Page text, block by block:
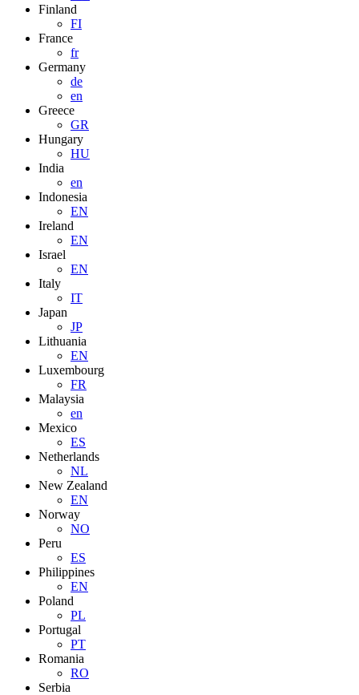
Finland
FI
France
fr
Germany
de
en
Greece
GR
Hungary
HU
India
en
Indonesia
EN
Ireland
EN
Israel
EN
Italy
IT
Japan
JP
Lithuania
EN
Luxembourg
FR
Malaysia
en
Mexico
ES
Netherlands
NL
New Zealand
EN
Norway
NO
Peru
ES
Philippines
EN
Poland
PL
Portugal
PT
Romania
RO
Serbia